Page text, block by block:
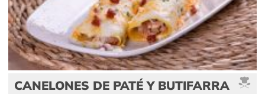
CANELONES DE PATÉ Y BUTIFARRA